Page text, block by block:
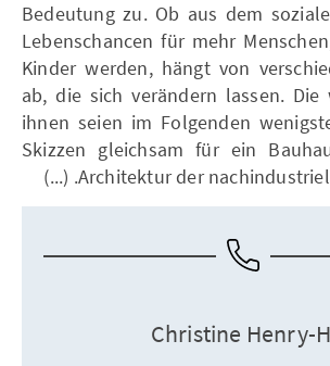
Bedeutung zu. Ob aus dem
Lebenschancen für mehr
Kinder werden, hängt von
ab, die sich verändern lassen. Die
ihnen seien im Folgenden
Skizzen gleichsam für ein
Architektur der
Christine Henry-